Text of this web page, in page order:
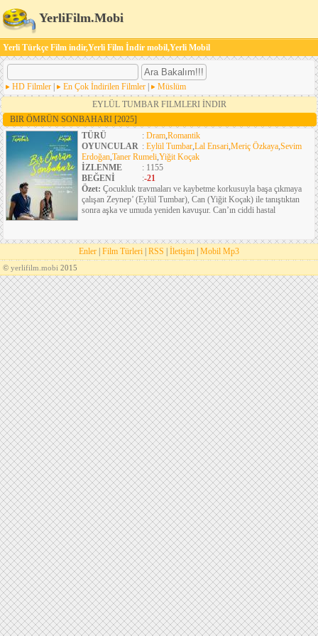
YerliFilm.Mobi
Yerli Türkçe Film indir,Yerli Film İndir mobil,Yerli Mobil
HD Filmler En Çok İndirilen Filmler
Müslüm
EYLÜL TUMBAR FILMLERI İNDIR
BIR ÖMRÜN SONBAHARI [2025]
TÜRÜ
: Dram,Romantik
OYUNCULAR : Eylül Tumbar,Lal Ensari,Meriç Özkaya,Sevim
Erdoğan,Taner Rumeli,Yiğit Koçak
İZLENME
: 1155
BEĞENİ
:-21
Özet: Çocukluk travmaları ve kaybetme korkusuyla başa çıkmaya
çalışan Zeynep’ (Eylül Tumbar), Can (Yiğit Koçak) ile tanıştıktan
sonra aşka ve umuda yeniden kavuşur. Can’ın ciddi hastal
Enler Film Türleri RSS İletişim Mobil Mp3
© yerlifilm.mobi 2015